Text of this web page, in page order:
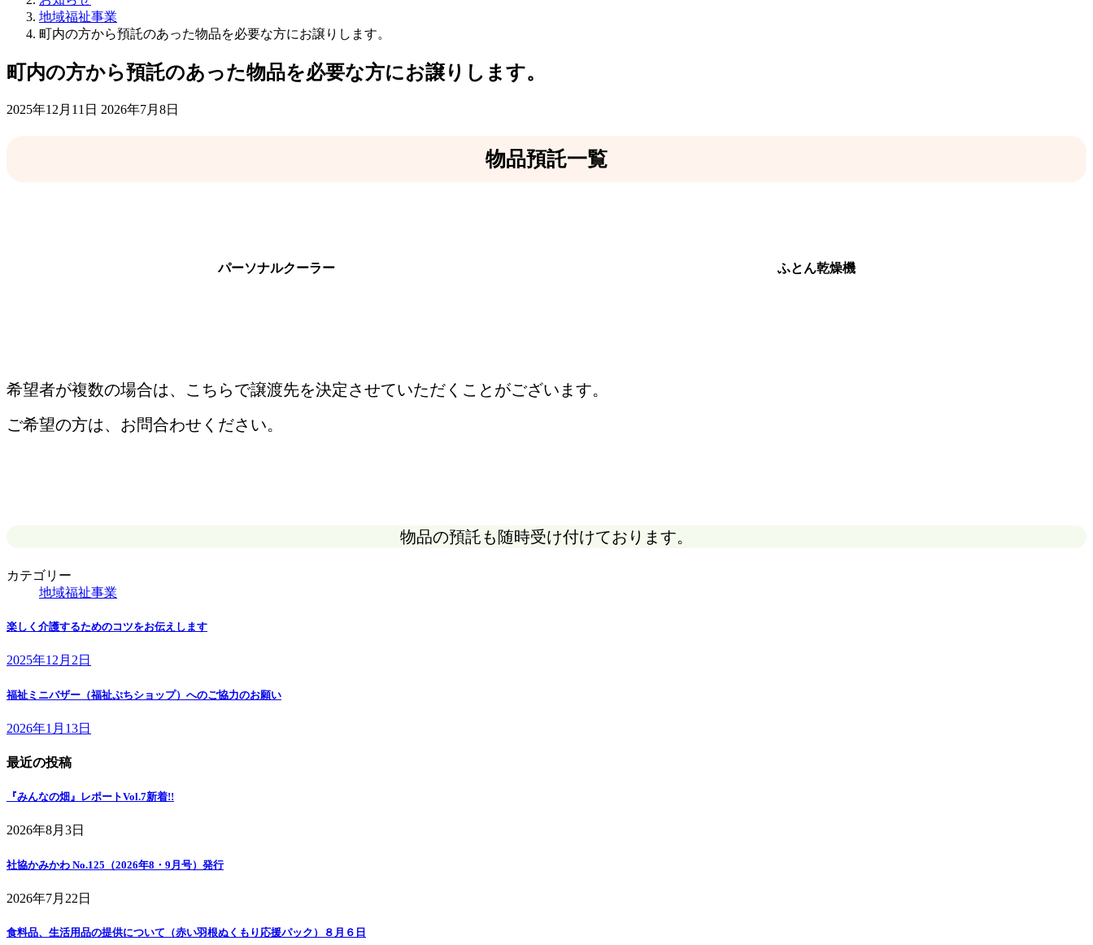
地域福祉事業
町内の方から預託のあった物品を必要な方にお譲りします。
町内の方から預託のあった物品を必要な方にお譲りします。
2025年12月11日 最
2026年7月8日
物品預託一覧
パーソナルクーラー ふとん乾燥機
希望者が複数の場合は、こちらで譲渡先を決定させていただくことがございます。
ご希望の方は、お問合わせください。
物品の預託も随時受け付けております。
カテゴリー
地域福祉事業
楽しく介護するためのコツをお伝えします
2025年12月2日
福祉ミニバザー（福祉ぷちショップ）へのご協力のお願い
2026年1月13日
最近の投稿
『みんなの畑』レポートVol.7新着!!
2026年8月3日
社協かみかわ No.125（2026年8・9月号）発行
2026年7月22日
食料品、生活用品の提供について（赤い羽根ぬくもり応援パック）８月６日